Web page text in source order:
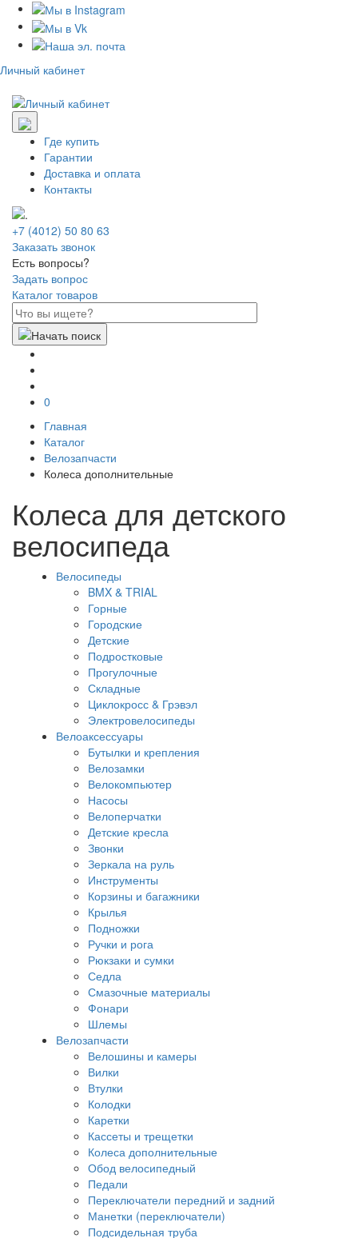
Личный кабинет
Где купить
Гарантии
Доставка и оплата
Контакты
+7 (4012) 50 80 63
Заказать звонок
Есть вопросы?
Задать вопрос
Каталог товаров
0
Главная
Каталог
Велозапчасти
Колеса дополнительные
Колеса для детского
велосипеда
Велосипеды
BMX & TRIAL
Горные
Городские
Детские
Подростковые
Прогулочные
Складные
Циклокросс & Грэвэл
Электровелосипеды
Велоаксессуары
Бутылки и крепления
Велозамки
Велокомпьютер
Насосы
Велоперчатки
Детские кресла
Звонки
Зеркала на руль
Инструменты
Корзины и багажники
Крылья
Подножки
Ручки и рога
Рюкзаки и сумки
Седла
Смазочные материалы
Фонари
Шлемы
Велозапчасти
Велошины и камеры
Вилки
Втулки
Колодки
Каретки
Кассеты и трещетки
Колеса дополнительные
Обод велосипедный
Педали
Переключатели передний и задний
Манетки (переключатели)
Подсидельная труба